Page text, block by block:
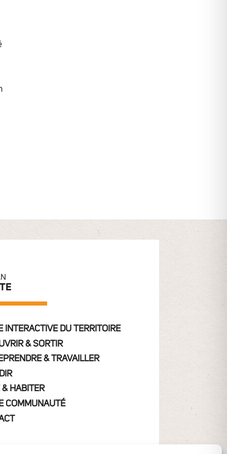
INTERACTIVE DU TERRITOIRE
& SORTIR
& TRAVAILLER
& HABITER
COMMUNAUTÉ